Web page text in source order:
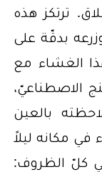
ترتكز هذه
بدقّة على
الغشاء مع
الاصطناعيّ،
بالعين
في مكانه ليلاً
كلّ الظروف: